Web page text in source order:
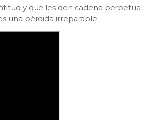
y que les den cadena perpetua
una pérdida irreparable.